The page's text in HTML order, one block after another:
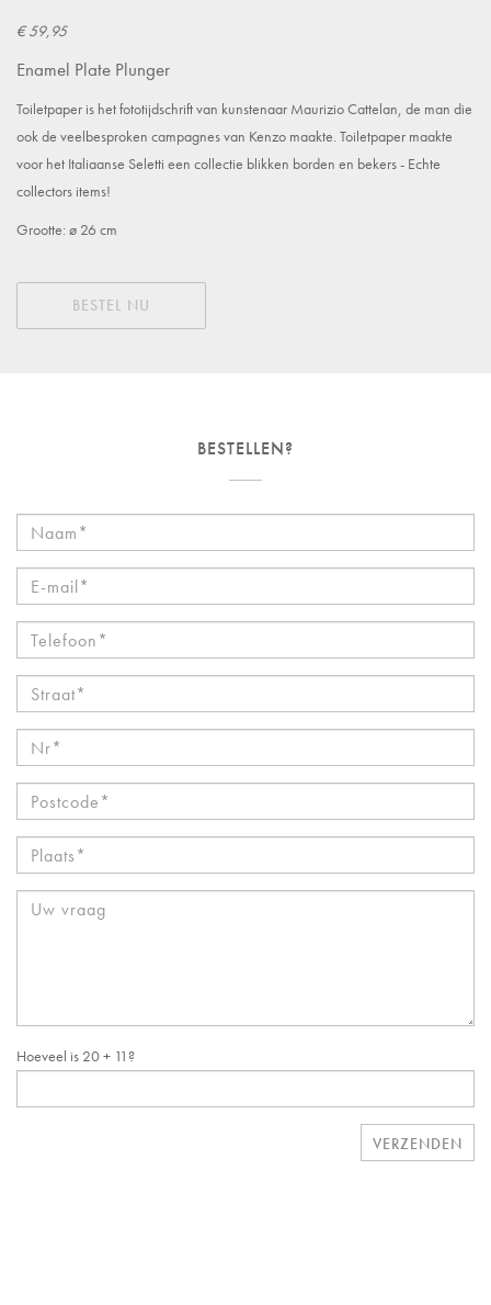
€ 59,95
Enamel Plate Plunger
Toiletpaper is het fototijdschrift van kunstenaar Maurizio Cattelan, de man die
ook de veelbesproken campagnes van Kenzo maakte. Toiletpaper maakte
voor het Italiaanse Seletti een collectie blikken borden en bekers - Echte
collectors items!
Grootte: ø 26 cm
BESTEL NU
BESTELLEN?
Hoeveel is 20 + 11?
VERZENDEN